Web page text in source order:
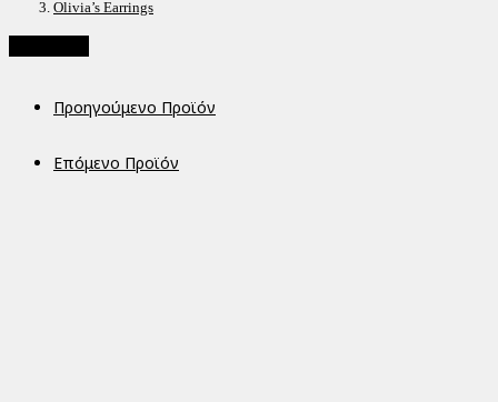
Olivia’s Earrings
Προηγούμενο Προϊόν
Επόμενο Προϊόν